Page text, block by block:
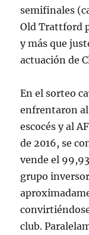
semifinales
Old Trattford
y más que
actuación de
En el sorteo
enfrentaron al
escocés y al
de 2016, se
vende el
grupo
club.